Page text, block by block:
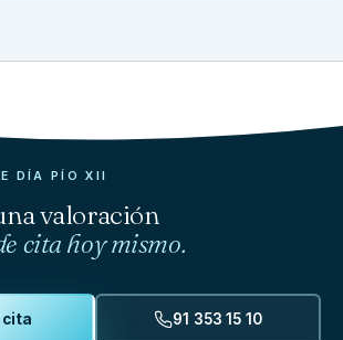
DÍA PÍO XII
valoración
cita hoy mismo.
91 353 15 10